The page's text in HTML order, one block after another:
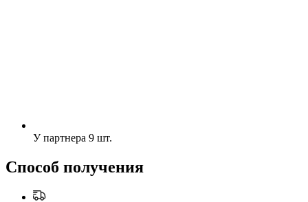
У партнера 9 шт.
Способ получения